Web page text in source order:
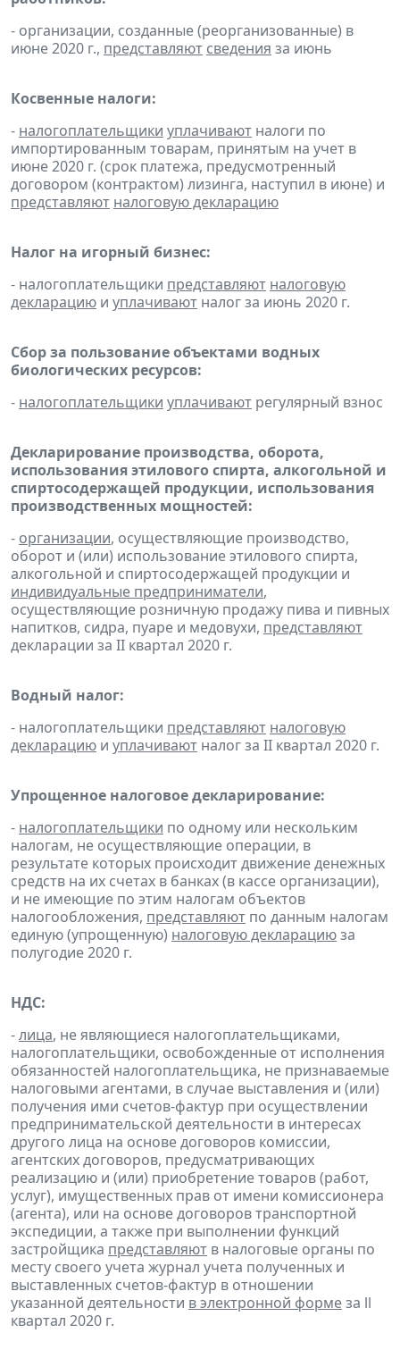
- организации, созданные (реорганизованные) в
июне 2020 г., представляют сведения за июнь
Косвенные налоги:
- налогоплательщики уплачивают налоги по
импортированным товарам, принятым на учет в
июне 2020 г. (срок платежа, предусмотренный
договором (контрактом) лизинга, наступил в июне) и
представляют налоговую декларацию
Налог на игорный бизнес:
- налогоплательщики представляют налоговую
декларацию и уплачивают налог за июнь 2020 г.
Сбор за пользование объектами водных
биологических ресурсов:
- налогоплательщики уплачивают регулярный взнос
Декларирование производства, оборота,
использования этилового спирта, алкогольной и
спиртосодержащей продукции, использования
производственных мощностей:
- организации, осуществляющие производство,
оборот и (или) использование этилового спирта,
алкогольной и спиртосодержащей продукции и
индивидуальные предприниматели,
осуществляющие розничную продажу пива и пивных
напитков, сидра, пуаре и медовухи, представляют
декларации за II квартал 2020 г.
Водный налог:
- налогоплательщики представляют налоговую
декларацию и уплачивают налог за II квартал 2020 г.
Упрощенное налоговое декларирование:
- налогоплательщики по одному или нескольким
налогам, не осуществляющие операции, в
результате которых происходит движение денежных
средств на их счетах в банках (в кассе организации),
и не имеющие по этим налогам объектов
налогообложения, представляют по данным налогам
единую (упрощенную) налоговую декларациюза
полугодие 2020 г.
НДС:
-лица, не являющиеся налогоплательщиками,
налогоплательщики, освобожденные от исполнения
обязанностей налогоплательщика, не признаваемые
налоговыми агентами, в случае выставления и (или)
получения ими счетов-фактур при осуществлении
предпринимательской деятельности в интересах
другого лица на основе договоров комиссии,
агентских договоров, предусматривающих
реализацию и (или) приобретение товаров (работ,
услуг), имущественных прав от имени комиссионера
(агента), или на основе договоров транспортной
экспедиции, а также при выполнении функций
застройщика представляют в налоговые органы по
месту своего учета журнал учета полученных и
выставленных счетов-фактур в отношении
указанной деятельности в электронной формеза ll
квартал 2020 г.